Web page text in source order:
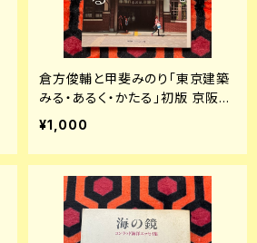
倉方俊輔と甲斐みのり「東京建築
みる・あるく・かたる」初版 京阪神
エルマガジン社 レトロモダン
¥1,000